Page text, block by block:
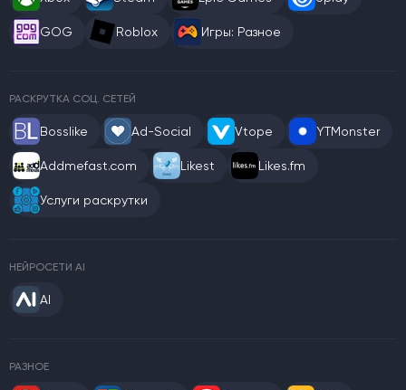
GOG Roblox Игры: Разное
РАСКРУТКА СОЦ. СЕТЕЙ
Bosslike Ad-Social Vtope YTMonster
Addmefast.com Likest Likes.fm
Услуги раскрутки
НЕЙРОСЕТИ AI
AI
РАЗНОЕ